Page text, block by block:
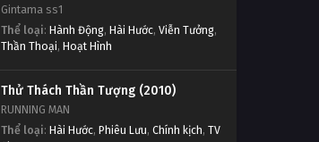
Gintama ss1
Thể loại: Hành Động, Hài Hước, Viễn Tưởng,
Thần Thoại, Hoạt Hình
Thử Thách Thần Tượng (2010)
RUNNING MAN
Thể loại: Hài Hước, Phiêu Lưu, Chính kịch, TV